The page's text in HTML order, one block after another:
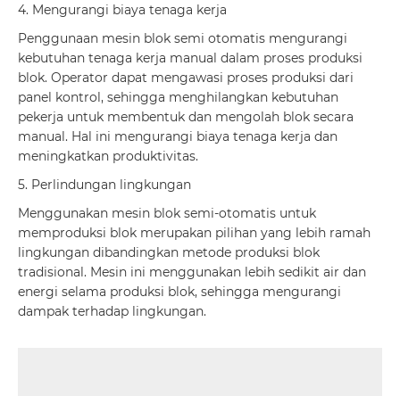
4. Mengurangi biaya tenaga kerja
Penggunaan mesin blok semi otomatis mengurangi
kebutuhan tenaga kerja manual dalam proses produksi
blok. Operator dapat mengawasi proses produksi dari
panel kontrol, sehingga menghilangkan kebutuhan
pekerja untuk membentuk dan mengolah blok secara
manual. Hal ini mengurangi biaya tenaga kerja dan
meningkatkan produktivitas.
5. Perlindungan lingkungan
Menggunakan mesin blok semi-otomatis untuk
memproduksi blok merupakan pilihan yang lebih ramah
lingkungan dibandingkan metode produksi blok
tradisional. Mesin ini menggunakan lebih sedikit air dan
energi selama produksi blok, sehingga mengurangi
dampak terhadap lingkungan.